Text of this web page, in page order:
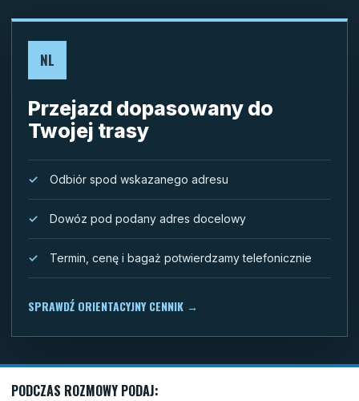
NL
Przejazd dopasowany do
Twojej trasy
Odbiór spod wskazanego adresu
Dowóz pod podany adres docelowy
Termin, cenę i bagaż potwierdzamy telefonicznie
SPRAWDŹ ORIENTACYJNY CENNIK →
PODCZAS ROZMOWY PODAJ: